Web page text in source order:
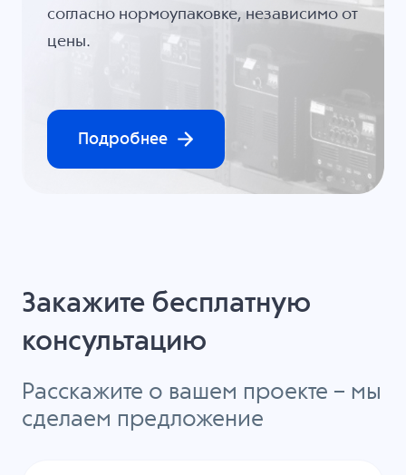
согласно нормоупаковке, независимо от
цены.
Подробнее
Закажите бесплатную
консультацию
Расскажите о вашем проекте – мы
сделаем предложение